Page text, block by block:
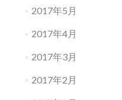
2017年5月
2017年4月
2017年3月
2017年2月